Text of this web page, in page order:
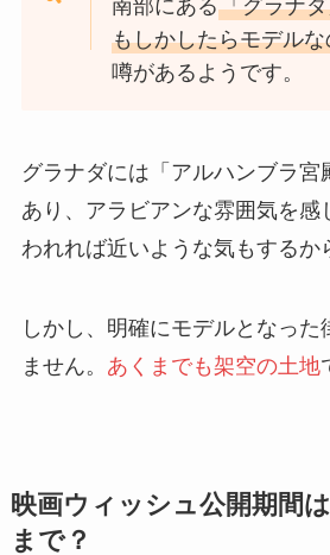
南部にある「グラナ
もしかしたらモデル
噂があるようです。
グラナダには「アルハンブラ宮
あり、アラビアンな雰囲気を感
われれば近いような気もするか
しかし、明確にモデルとなった
ません。 あくまでも架空の土地
映画ウィッシュ公開期間
まで？